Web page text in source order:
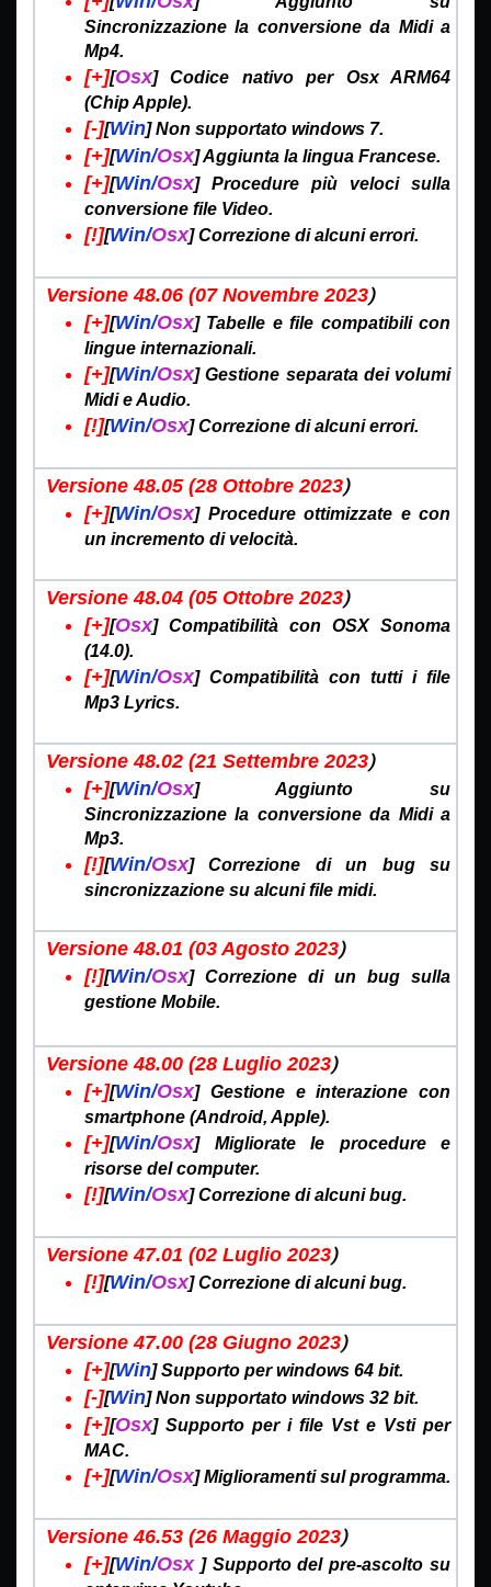
Sincronizzazione la conversione da Midi a
Mp4.
[+][Osx] Codice nativo per Osx ARM64
(Chip Apple).
[-][Win]Non supportato windows 7.
[+][Win/Osx] Aggiunta la lingua Francese.
[+][Win/Osx] Procedure più veloci sulla
conversione file Video.
[!][Win/Osx] Correzione di alcuni errori.
Versione 48.06 (07 Novembre 2023)
[+][Win/Osx] Tabelle e file compatibili con
lingue internazionali.
[+][Win/Osx] Gestione separata dei volumi
Midi e Audio.
[!][Win/Osx] Correzione di alcuni errori.
Versione 48.05 (28 Ottobre 2023)
[+][Win/Osx] Procedure ottimizzate e con
un incremento di velocità.
Versione 48.04 (05 Ottobre 2023)
[+][Osx] Compatibilità con OSX Sonoma
(14.0).
[+][Win/Osx] Compatibilità con tutti i file
Mp3 Lyrics.
Versione 48.02 (21 Settembre 2023)
[+][Win/Osx] Aggiunto su
Sincronizzazione la conversione da Midi a
Mp3.
[!][Win/Osx] Correzione di un bug su
sincronizzazione su alcuni file midi.
Versione 48.01 (03 Agosto 2023)
[!][Win/Osx] Correzione di un bug sulla
gestione Mobile.
Versione 48.00 (28 Luglio 2023)
[+][Win/Osx] Gestione e interazione con
smartphone (Android, Apple).
[+][Win/Osx] Migliorate le procedure e
risorse del computer.
[!][Win/Osx] Correzione di alcuni bug.
Versione 47.01 (02 Luglio 2023)
[!][Win/Osx] Correzione di alcuni bug.
Versione 47.00 (28 Giugno 2023)
[+][Win]Supporto per windows 64 bit.
[-][Win]Non supportato windows 32 bit.
[+][Osx] Supporto per i file Vst e Vsti per
MAC.
[+][Win/Osx] Miglioramenti sul programma.
Versione 46.53 (26 Maggio 2023)
[+][Win/Osx ] Supporto del pre-ascolto su